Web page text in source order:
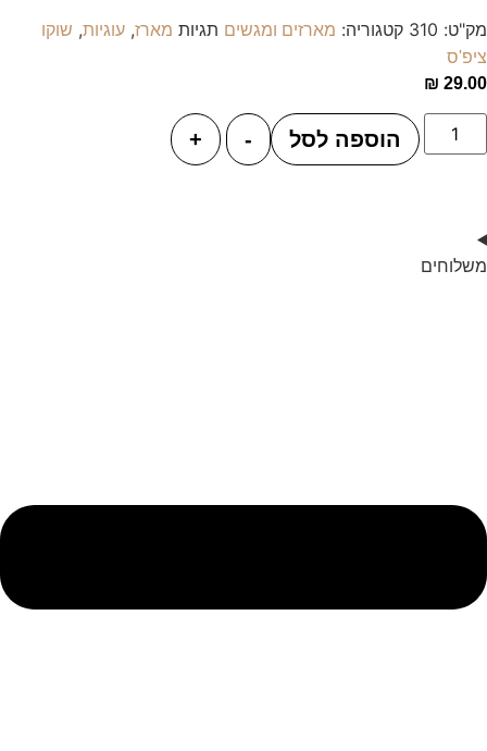
מק"ט: 310 קטגוריה: מארזים ומגשים תגיות מארז, עוגיות, שוקו
ציפ'ס
₪ 29.00
-
+ הוספה לסל
משלוחים